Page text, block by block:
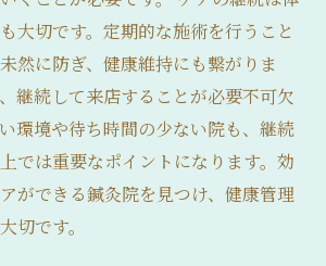
大切です。定期的な施術を行うこと
然に防ぎ、健康維持にも繋がりま
継続して来店することが必要不可欠
環境や待ち時間の少ない院も、継続
では重要なポイントになります。効
ができる鍼灸院を見つけ、健康管理
切です。